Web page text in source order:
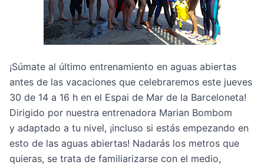
¡Súmate al último entrenamiento en aguas abiertas
antes de las vacaciones que celebraremos este jueves
30 de 14 a 16 h en el Espai de Mar de la Barceloneta!
Dirigido por nuestra entrenadora Marian Bombom
y adaptado a tu nivel, ¡incluso si estás empezando en
esto de las aguas abiertas! Nadarás los metros que
quieras, se trata de familiarizarse con el medio,